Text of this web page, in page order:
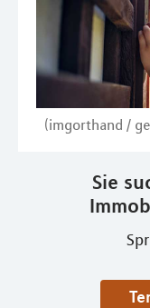
(imgorthand /
Sie